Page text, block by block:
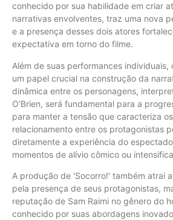
conhecido por sua habilidade em criar
narrativas envolventes, traz uma nova
e a presença desses dois atores
expectativa em torno do filme.
Além de suas performances individuais,
um papel crucial na construção da
dinâmica entre os personagens,
O'Brien, será fundamental para a
para manter a tensão que caracteriza
relacionamento entre os protagonistas
diretamente a experiência do
momentos de alívio cômico ou
A produção de 'Socorro!' também atrai
pela presença de seus protagonistas,
reputação de Sam Raimi no gênero do
conhecido por suas abordagens